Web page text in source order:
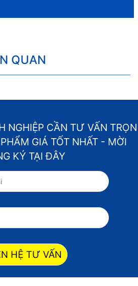
QUAN
NGHIỆP CẦN TƯ VẤN TRỌN
GIÁ TỐT NHẤT - MỜI
KÝ TẠI ĐÂY
HỆ TƯ VẤN